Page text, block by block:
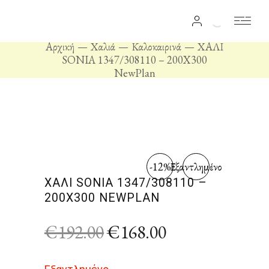
Αρχική Χαλιά Καλοκαιρινά
ΧΑΛΙ
SONIA 1347/308110 – 200X300
NewPlan
-12%Εξαντλημένο
ΧΑΛΙ SONIA 1347/308110 –
200X300 NEWPLAN
€192.00€168.00